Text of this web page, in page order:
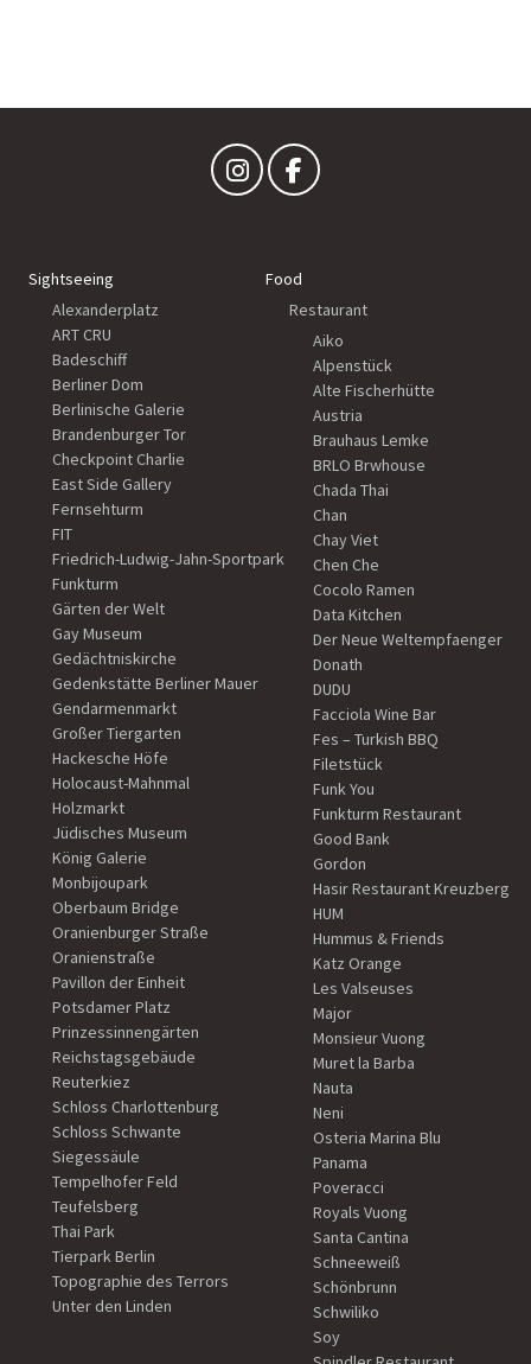
Sightseeing
Alexanderplatz
ART CRU
Badeschiff
Berliner Dom
Berlinische Galerie
Brandenburger Tor
Checkpoint Charlie
East Side Gallery
Fernsehturm
FIT
Friedrich-Ludwig-Jahn-Sportpark
Funkturm
Gärten der Welt
Gay Museum
Gedächtniskirche
Gedenkstätte Berliner Mauer
Gendarmenmarkt
Großer Tiergarten
Hackesche Höfe
Holocaust-Mahnmal
Holzmarkt
Jüdisches Museum
König Galerie
Monbijoupark
Oberbaum Bridge
Oranienburger Straße
Oranienstraße
Pavillon der Einheit
Potsdamer Platz
Prinzessinnengärten
Reichstagsgebäude
Reuterkiez
Schloss Charlottenburg
Schloss Schwante
Siegessäule
Tempelhofer Feld
Teufelsberg
Thai Park
Tierpark Berlin
Topographie des Terrors
Unter den Linden
Food
Restaurant
Aiko
Alpenstück
Alte Fischerhütte
Austria
Brauhaus Lemke
BRLO Brwhouse
Chada Thai
Chan
Chay Viet
Chen Che
Cocolo Ramen
Data Kitchen
Der Neue Weltempfaenger
Donath
DUDU
Facciola Wine Bar
Fes – Turkish BBQ
Filetstück
Funk You
Funkturm Restaurant
Good Bank
Gordon
Hasir Restaurant Kreuzberg
HUM
Hummus & Friends
Katz Orange
Les Valseuses
Major
Monsieur Vuong
Muret la Barba
Nauta
Neni
Osteria Marina Blu
Panama
Poveracci
Royals Vuong
Santa Cantina
Schneeweiß
Schönbrunn
Schwiliko
Soy